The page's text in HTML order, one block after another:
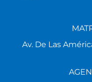
Av. De Las